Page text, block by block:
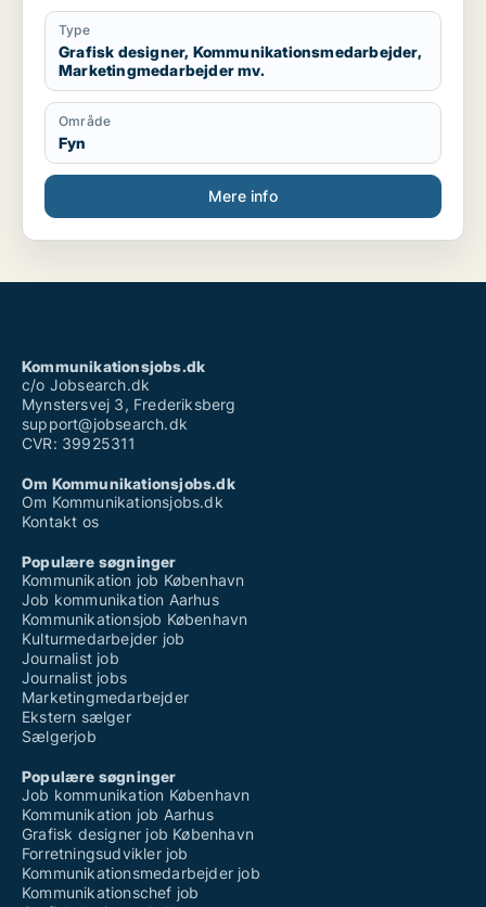
brancher som byggeri, smykker og miljø.
Type
Grafisk designer, Kommunikationsmedarbejder,
Marketingmedarbejder mv.
Område
Fyn
Mere info
Kommunikationsjobs.dk
c/o Jobsearch.dk
Mynstersvej 3, Frederiksberg
support@jobsearch.dk
CVR: 39925311
Om Kommunikationsjobs.dk
Om Kommunikationsjobs.dk
Kontakt os
Populære søgninger
Kommunikation job København
Job kommunikation Aarhus
Kommunikationsjob København
Kulturmedarbejder job
Journalist job
Journalist jobs
Marketingmedarbejder
Ekstern sælger
Sælgerjob
Populære søgninger
Job kommunikation København
Kommunikation job Aarhus
Grafisk designer job København
Forretningsudvikler job
Kommunikationsmedarbejder job
Kommunikationschef job